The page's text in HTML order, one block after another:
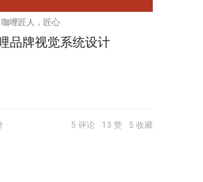
哩匠人，匠心
品牌视觉系统设计
5 评论 13 赞 5 收藏